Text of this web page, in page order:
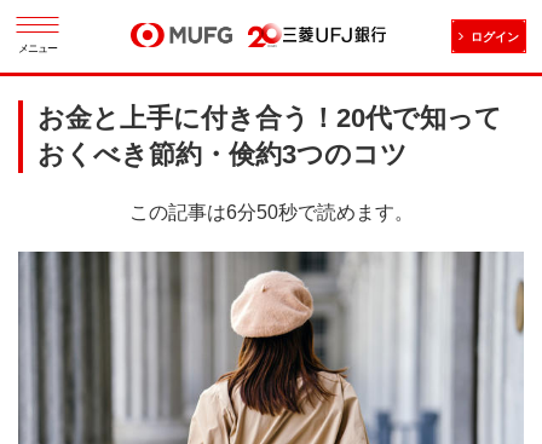
メニュー
ログイン
お金と上手に付き合う！20代で知って
おくべき節約・倹約3つのコツ
この記事は6分50秒で読めます。